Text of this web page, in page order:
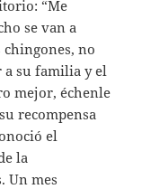
“Me
se van a
chingones, no
su familia y el
mejor, échenle
recompensa
el
la
Un mes